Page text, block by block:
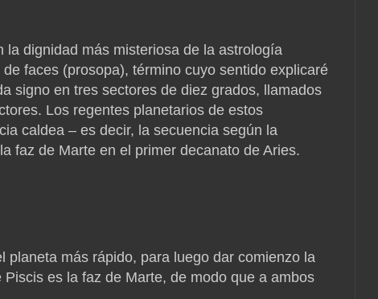
dignidad más misteriosa de la astrología
faces (prosopa), término cuyo sentido explicaré
signo en tres sectores de diez grados, llamados
Los regentes planetarios de estos
caldea – es decir, la secuencia según la
faz de Marte en el primer decanato de Aries.
más rápido, para luego dar comienzo la
es la faz de Marte, de modo que a ambos